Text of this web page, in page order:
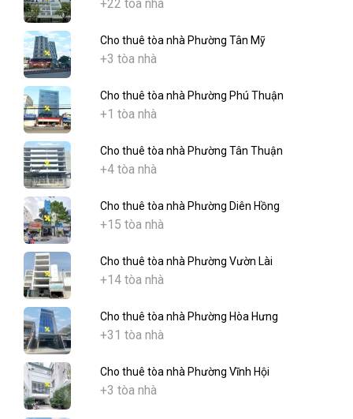
+22 tòa nhà
Cho thuê tòa nhà Phường Tân Mỹ
+3 tòa nhà
Cho thuê tòa nhà Phường Phú Thuận
+1 tòa nhà
Cho thuê tòa nhà Phường Tân Thuận
+4 tòa nhà
Cho thuê tòa nhà Phường Diên Hồng
+15 tòa nhà
Cho thuê tòa nhà Phường Vườn Lài
+14 tòa nhà
Cho thuê tòa nhà Phường Hòa Hưng
+31 tòa nhà
Cho thuê tòa nhà Phường Vĩnh Hội
+3 tòa nhà